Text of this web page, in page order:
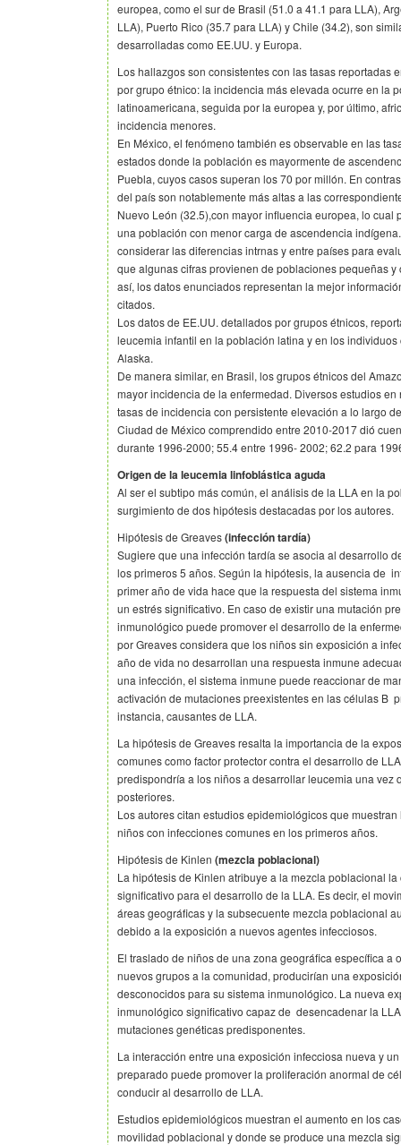
europea, como el sur de Brasil (51.0 a 41.1 para LLA),
LLA), Puerto Rico (35.7 para LLA) y Chile (34.2), son
desarrolladas como EE.UU. y Europa.
Los hallazgos son consistentes con las tasas reportadas
por grupo étnico: la incidencia más elevada ocurre en la
latinoamericana, seguida por la europea y, por último,
incidencia menores.
En México, el fenómeno también es observable en las
estados donde la población es mayormente de
Puebla, cuyos casos superan los 70 por millón. En
del país son notablemente más altas a las
Nuevo León (32.5),con mayor influencia europea, lo cual
una población con menor carga de ascendencia
considerar las diferencias intrnas y entre países para
que algunas cifras provienen de poblaciones pequeñas
así, los datos enunciados representan la mejor
citados.
Los datos de EE.UU. detallados por grupos étnicos,
leucemia infantil en la población latina y en los
Alaska.
De manera similar, en Brasil, los grupos étnicos del
mayor incidencia de la enfermedad. Diversos estudios
tasas de incidencia con persistente elevación a lo largo
Ciudad de México comprendido entre 2010-2017 dió
durante 1996-2000; 55.4 entre 1996- 2002; 62.2 para
Origen de la leucemia linfoblástica aguda
Al ser el subtipo más común, el análisis de la LLA en la
surgimiento de dos hipótesis destacadas por los autores.
Hipótesis de Greaves(infección tardía)
Sugiere que una infección tardía se asocia al desarrollo
los primeros 5 años. Según la hipótesis, la ausencia de
primer año de vida hace que la respuesta del sistema
un estrés significativo. En caso de existir una mutación
inmunológico puede promover el desarrollo de la
por Greaves considera que los niños sin exposición a
año de vida no desarrollan una respuesta inmune
una infección, el sistema inmune puede reaccionar de
activación de mutaciones preexistentes en las células B
instancia, causantes de LLA.
La hipótesis de Greaves resalta la importancia de la
comunes como factorprotector contra el desarrollo de
predispondría a los niños a desarrollar leucemia una vez
posteriores.
Los autores citan estudios epidemiológicos que
niños con infecciones comunes en los primeros años.
Hipótesis de Kinlen (mezcla poblacional)
La hipótesis de Kinlen atribuye a la mezcla poblacional
significativo para el desarrollo de la LLA. Es decir, el
áreas geográficas y la subsecuente mezcla poblacional
debido a la exposición a nuevos agentes infecciosos.
El traslado de niños de una zona geográfica específica a
nuevos grupos a la comunidad, producirían una
desconocidos para su sistema inmunológico. La nueva
inmunológico significativo capaz de desencadenar la
mutaciones genéticas predisponentes.
La interacción entre una exposición infecciosa nueva y
preparado puede promover la proliferación anormal de
conducir al desarrollo de LLA.
Estudios epidemiológicos muestran el aumento en los
movilidad poblacional y donde se produce una mezcla